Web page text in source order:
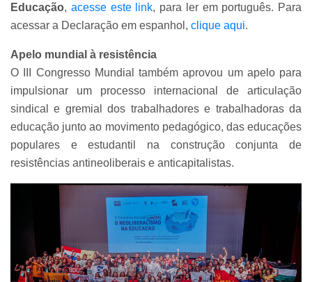
Educação, acesse este link, para ler em português. Para
acessar a Declaração em espanhol, clique aqui.
Apelo mundial à resistência
O III Congresso Mundial também aprovou um apelo para
impulsionar um processo internacional de articulação
sindical e gremial dos trabalhadores e trabalhadoras da
educação junto ao movimento pedagógico, das educações
populares e estudantil na construção conjunta de
resistências antineoliberais e anticapitalistas.